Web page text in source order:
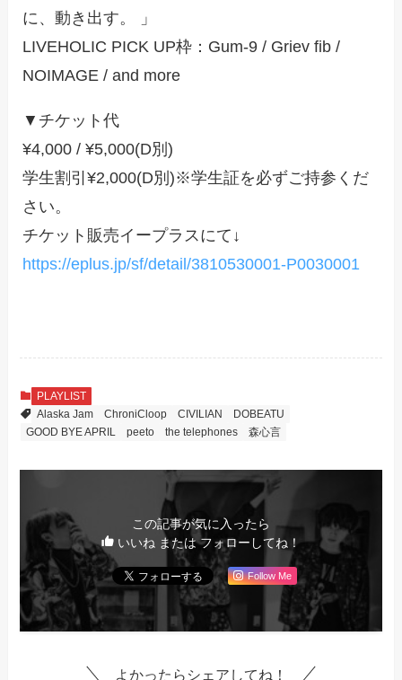
に、動き出す。 」
LIVEHOLIC PICK UP枠：Gum-9 / Griev fib /
NOIMAGE / and more
▼チケット代
¥4,000 / ¥5,000(D別)
学生割引¥2,000(D別)※学生証を必ずご持参くだ
さい。
チケット販売イープラスにて↓
https://eplus.jp/sf/detail/3810530001-P0030001
PLAYLIST
Alaska Jam
ChroniCloop CIVILIAN
DOBEATU
GOOD BYE APRIL
peeto the telephones 森心言
この記事が気に入ったら
いいね または フォローしてね！
Follow Me
よかったらシェアしてね！